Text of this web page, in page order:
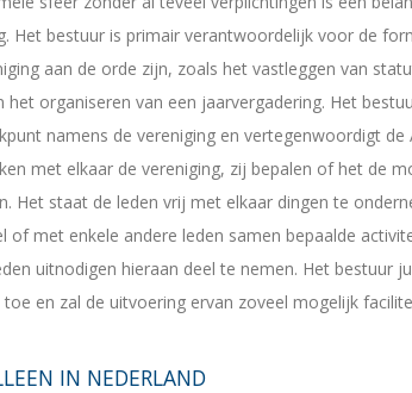
Het bestuur is primair verantwoordelijk voor de
aan de orde zijn, zoals het vastleggen van
het organiseren van een jaarvergadering. Het
namens de vereniging en vertegenwoordigt de
met elkaar de vereniging, zij bepalen of het de
Het staat de leden vrij met elkaar dingen te
of met enkele andere leden samen bepaalde
uitnodigen hieraan deel te nemen. Het bestuur
en zal de uitvoering ervan zoveel mogelijk
IN NEDERLAND